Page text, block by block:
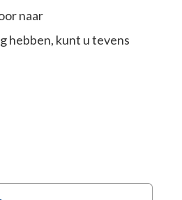
naar
hebben, kunt u tevens